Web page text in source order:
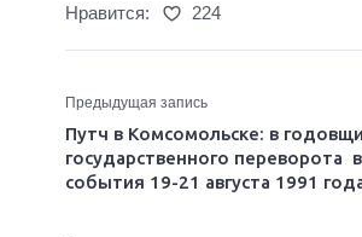
Нравится: 224
Предыдущая запись
Путч в Комсомольске: в
государственного переворота
события 19-21 августа 1991